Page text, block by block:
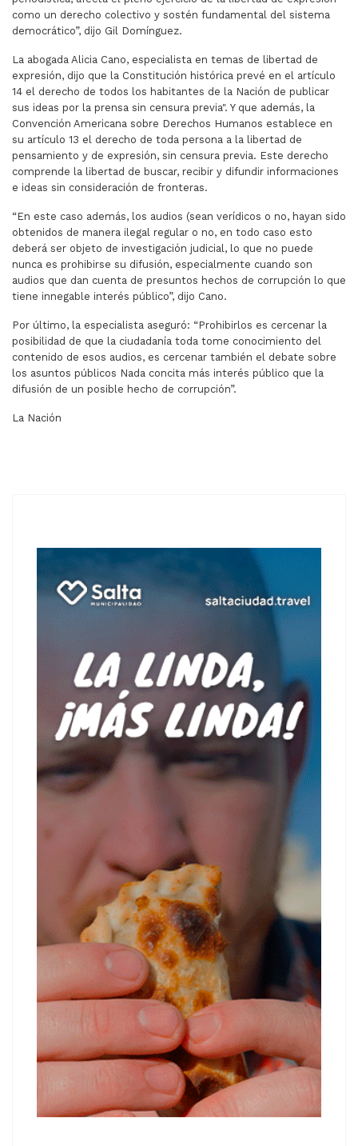
como un derecho colectivo y sostén fundamental del sistema
democrático”, dijo Gil Domínguez.
La abogada Alicia Cano, especialista en temas de libertad de
expresión, dijo que la Constitución histórica prevé en el artículo
14 el derecho de todos los habitantes de la Nación de publicar
sus ideas por la prensa sin censura previa". Y que además, la
Convención Americana sobre Derechos Humanos establece en
su artículo 13 el derecho de toda persona a la libertad de
pensamiento y de expresión, sin censura previa. Este derecho
comprende la libertad de buscar, recibir y difundir informaciones
e ideas sin consideración de fronteras.
“En este caso además, los audios (sean verídicos o no, hayan sido
obtenidos de manera ilegal regular o no, en todo caso esto
deberá ser objeto de investigación judicial, lo que no puede
nunca es prohibirse su difusión, especialmente cuando son
audios que dan cuenta de presuntos hechos de corrupción lo que
tiene innegable interés público”, dijo Cano.
Por último, la especialista aseguró: “Prohibirlos es cercenar la
posibilidad de que la ciudadanía toda tome conocimiento del
contenido de esos audios, es cercenar también el debate sobre
los asuntos públicos Nada concita más interés público que la
difusión de un posible hecho de corrupción”.
La Nación